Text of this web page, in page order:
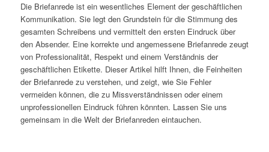
Die Briefanrede ist ein wesentliches Element der geschäftlichen
Kommunikation. Sie legt den Grundstein für die Stimmung des
gesamten Schreibens und vermittelt den ersten Eindruck über
den Absender. Eine korrekte und angemessene Briefanrede zeugt
von Professionalität, Respekt und einem Verständnis der
geschäftlichen Etikette. Dieser Artikel hilft Ihnen, die Feinheiten
der Briefanrede zu verstehen, und zeigt, wie Sie Fehler
vermeiden können, die zu Missverständnissen oder einem
unprofessionellen Eindruck führen könnten. Lassen Sie uns
gemeinsam in die Welt der Briefanreden eintauchen.